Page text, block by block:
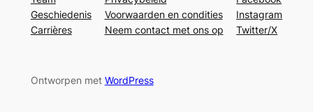
Geschiedenis
Carrières
Voorwaarden en condities
Neem contact met ons op
Instagram
Twitter/X
Ontworpen met WordPress